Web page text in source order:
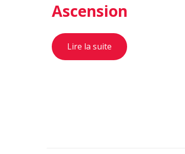
Ascension
Lire la suite